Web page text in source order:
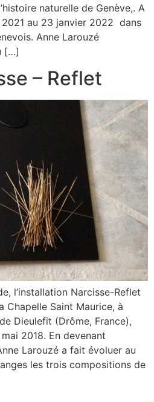
naturelle de Genève,. A
au 23 janvier 2022 dans
Anne Larouzé
[…]
– Reflet
l’installation Narcisse-Reflet
Chapelle Saint Maurice, à
Dieulefit (Drôme, France),
2018. En devenant
Larouzé a fait évoluer au
les trois compositions de